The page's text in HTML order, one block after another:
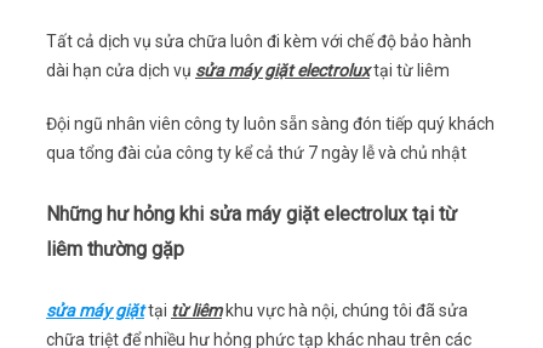
Tất cả dịch vụ sửa chữa luôn đi kèm với chế độ bảo hành
dài hạn cửa dịch vụ sửa máy giặt electroluxtại từ liêm
Đội ngũ nhân viên công ty luôn sẵn sàng đón tiếp quý khách
qua tổng đài của công ty kể cả thứ 7 ngày lễ và chủ nhật
Những hư hỏng khi sửa máy giặt electrolux tại từ
liêm thường gặp
sửa máy giặttại từ liêmkhu vực hà nội, chúng tôi đã sửa
chữa triệt để nhiều hư hỏng phức tạp khác nhau trên các